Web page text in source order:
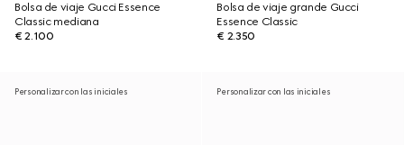
Bolsa de viaje Gucci Essence
Classic mediana
€ 2.100
Bolsa de viaje grande Gucci
Essence Classic
€ 2.350
Personalizar con las iniciales Personalizar con las iniciales